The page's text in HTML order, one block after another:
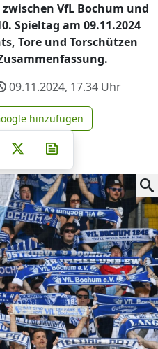
VfL Bochum und
Spieltag am 09.11.2024
Tore und Torschützen
09.11.2024, 17.34 Uhr
news.de zu Google
hinzufügen
Facebook
Teilen auf Whatsapp
Teilen auf Telegram
Pinterest
E-Mail teilen
Post auf X